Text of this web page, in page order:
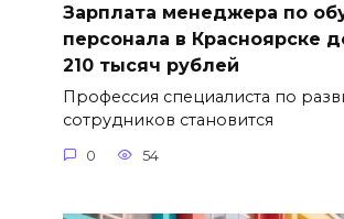
Зарплата менеджера по
персонала в Красноярске
210 тысяч рублей
Профессия специалиста по
сотрудников становится
0 54